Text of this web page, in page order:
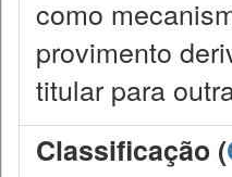
como
provimento
titular para
Classificação (